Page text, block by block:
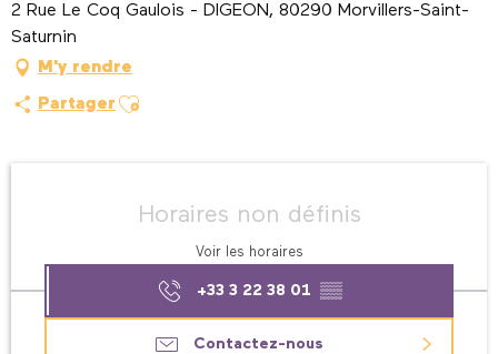
2 Rue Le Coq Gaulois - DIGEON, 80290 Morvillers-Saint-
Saturnin
M'y rendre
Partager Ajouter aux favoris
Horaires non définis
Voir les horaires
+33 3 22 38 01 ▒▒
Contactez-nous